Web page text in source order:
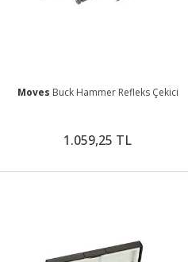
Moves Buck Hammer Refleks Çekici
1.059,25 TL